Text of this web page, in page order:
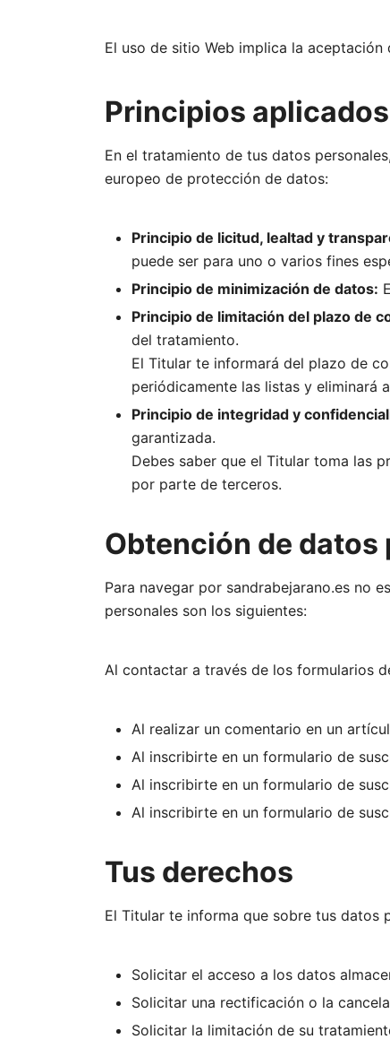
El uso de sitio Web implica la
Principios
En el tratamiento de tus datos
europeo de protección de datos:
Principio de licitud, lealtad y
puede ser para uno o varios fines
Principio de minimización de datos:
Principio de limitación del plazo de
del tratamiento.
El Titular te informará del plazo de
periódicamente las listas y eliminará
Principio de integridad y
garantizada.
Debes saber que el Titular toma las
por parte de terceros.
Obtención de datos
Para navegar por sandrabejarano.es no
personales son los siguientes:
Al contactar a través de los formularios
Al realizar un comentario en un
Al inscribirte en un formulario de
Al inscribirte en un formulario de
Al inscribirte en un formulario de
Tus derechos
El Titular te informa que sobre tus datos
Solicitar el acceso a los datos
Solicitar una rectificación o la
Solicitar la limitación de su